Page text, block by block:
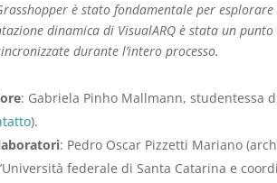
è stato fondamentale per
dinamica di VisualARQ è stata un
durante l’intero processo.
: Gabriela Pinho Mallmann, studentessa
).
: Pedro Oscar Pizzetti Mariano
federale di Santa Catarina e